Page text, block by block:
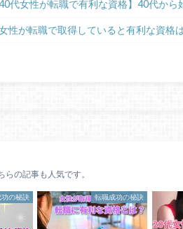
40代女性が転職で有利な資格】40代か
女性が転職で取得していると有利な資格
らの記事も人気です。
の秘訣 転職成功の秘訣